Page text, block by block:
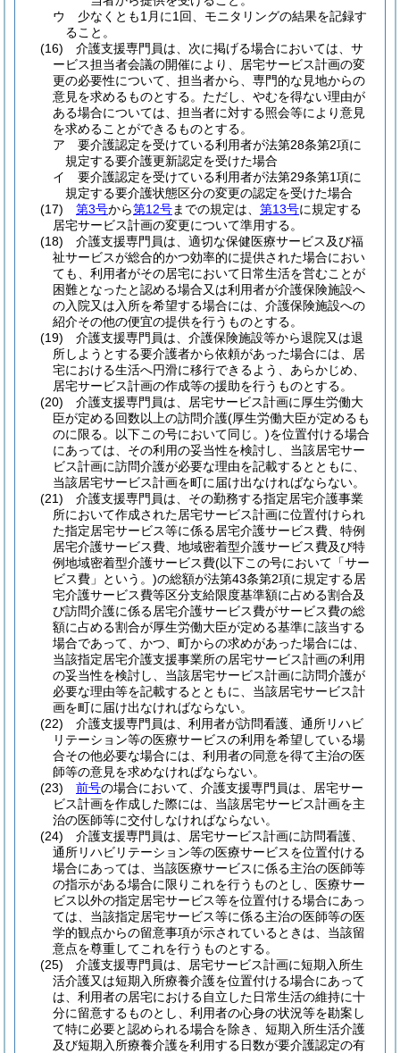
ウ
少なくとも1月に1回、モニタリングの結果を記録す
ること。
(16)
介護支援専門員は、次に掲げる場合においては、サ
ービス担当者会議の開催により、居宅サービス計画の変
更の必要性について、担当者から、専門的な見地からの
意見を求めるものとする。 ただし、やむを得ない理由が
ある場合については、担当者に対する照会等により意見
を求めることができるものとする。
ア
要介護認定を受けている利用者が法第28条第2項に
規定する要介護更新認定を受けた場合
イ
要介護認定を受けている利用者が法第29条第1項に
規定する要介護状態区分の変更の認定を受けた場合
(17)
第3号から第12号までの規定は、 第13号に規定する
居宅サービス計画の変更について準用する。
(18)
介護支援専門員は、適切な保健医療サービス及び福
祉サービスが総合的かつ効率的に提供された場合におい
ても、利用者がその居宅において日常生活を営むことが
困難となったと認める場合又は利用者が介護保険施設へ
の入院又は入所を希望する場合には、介護保険施設への
紹介その他の便宜の提供を行うものとする。
(19)
介護支援専門員は、介護保険施設等から退院又は退
所しようとする要介護者から依頼があった場合には、居
宅における生活へ円滑に移行できるよう、あらかじめ、
居宅サービス計画の作成等の援助を行うものとする。
(20)
介護支援専門員は、居宅サービス計画に厚生労働大
臣が定める回数以上の訪問介護(厚生労働大臣が定めるも
のに限る。以下この号において同じ。)を位置付ける場合
にあっては、その利用の妥当性を検討し、当該居宅サー
ビス計画に訪問介護が必要な理由を記載するとともに、
当該居宅サービス計画を町に届け出なければならない。
(21)
介護支援専門員は、その勤務する指定居宅介護事業
所において作成された居宅サービス計画に位置付けられ
た指定居宅サービス等に係る居宅介護サービス費、特例
居宅介護サービス費、地域密着型介護サービス費及び特
例地域密着型介護サービス費(以下この号において「サー
ビス費」という。)の総額が法第43条第2項に規定する居
宅介護サービス費等区分支給限度基準額に占める割合及
び訪問介護に係る居宅介護サービス費がサービス費の総
額に占める割合が厚生労働大臣が定める基準に該当する
場合であって、かつ、町からの求めがあった場合には、
当該指定居宅介護支援事業所の居宅サービス計画の利用
の妥当性を検討し、当該居宅サービス計画に訪問介護が
必要な理由等を記載するとともに、当該居宅サービス計
画を町に届け出なければならない。
(22)
介護支援専門員は、利用者が訪問看護、通所リハビ
リテーション等の医療サービスの利用を希望している場
合その他必要な場合には、利用者の同意を得て主治の医
師等の意見を求めなければならない。
(23)
前号の場合において、介護支援専門員は、居宅サー
ビス計画を作成した際には、当該居宅サービス計画を主
治の医師等に交付しなければならない。
(24)
介護支援専門員は、居宅サービス計画に訪問看護、
通所リハビリテーション等の医療サービスを位置付ける
場合にあっては、当該医療サービスに係る主治の医師等
の指示がある場合に限りこれを行うものとし、医療サー
ビス以外の指定居宅サービス等を位置付ける場合にあっ
ては、当該指定居宅サービス等に係る主治の医師等の医
学的観点からの留意事項が示されているときは、当該留
意点を尊重してこれを行うものとする。
(25)
介護支援専門員は、居宅サービス計画に短期入所生
活介護又は短期入所療養介護を位置付ける場合にあって
は、利用者の居宅における自立した日常生活の維持に十
分に留意するものとし、利用者の心身の状況等を勘案し
て特に必要と認められる場合を除き、短期入所生活介護
及び短期入所療養介護を利用する日数が要介護認定の有